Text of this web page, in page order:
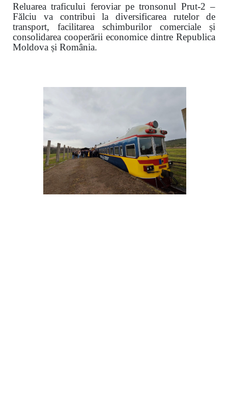
Reluarea traficului feroviar pe tronsonul Prut-2 –
Fălciu va contribui la diversificarea rutelor de
transport, facilitarea schimburilor comerciale și
consolidarea cooperării economice dintre Republica
Moldova și România.